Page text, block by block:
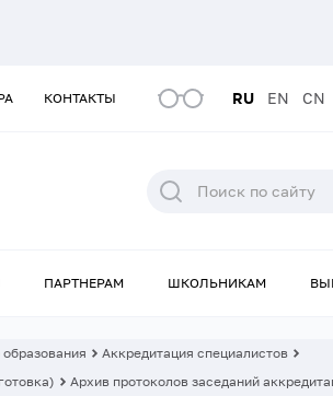
КОНТАКТЫ RU EN CN
ПАРТНЕРАМ ШКОЛЬНИКАМ
Аккредитация специалистов
Архив протоколов заседаний